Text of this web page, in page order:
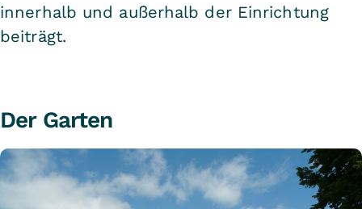
innerhalb und außerhalb der Einrichtung
beiträgt.
Der Garten